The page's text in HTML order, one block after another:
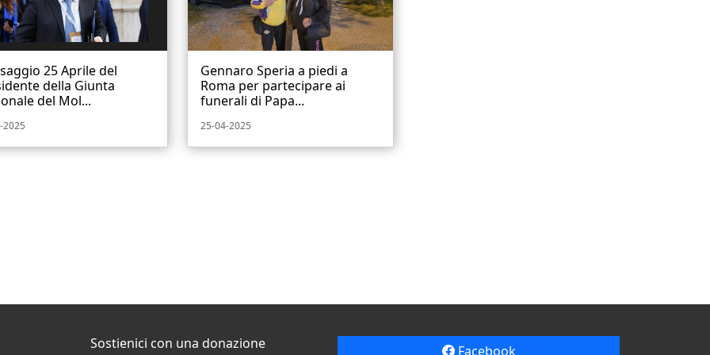
25 Aprile del
della Giunta
del Mol...
2025
Gennaro Speria a piedi a
Roma per partecipare ai
funerali di Papa...
25-04-2025
Sostienici con una donazione Facebook